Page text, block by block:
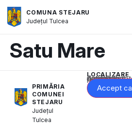
COMUNA STEJARU
Județul Tulcea
Satu Mare
PRIMĂRIA
COMUNEI
STEJARU
Județul
Tulcea
LOCALIZARE
Acest conținut este blocat până când acceptați categoria corespunzătoare de cookie-uri.
Accept